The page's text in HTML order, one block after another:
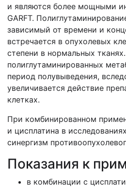
и являются более мощными
GARFT.
зависимый от времени и
встречается в опухолевых
степени в нормальных
полиглутаминированных
период полувыведения,
увеличивается действие
клетках.
При комбинированном
и цисплатина в исследованиях
синергизм
Показания к
в комбинации с